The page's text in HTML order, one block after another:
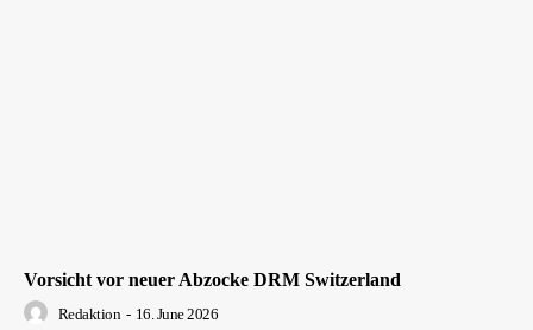
Vorsicht vor neuer Abzocke DRM Switzerland
Redaktion - 16. June 2026